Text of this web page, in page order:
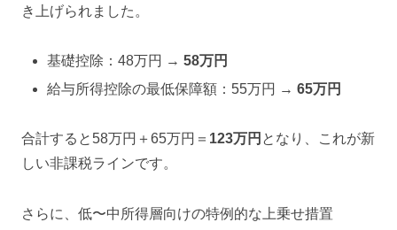
き上げられました。
基礎控除：48万円 →58万円
給与所得控除の最低保障額：55万円 →65万円
合計すると58万円＋65万円＝ 123万円 となり、これが新
しい非課税ラインです。
さらに、低〜中所得層向けの特例的な上乗せ措置